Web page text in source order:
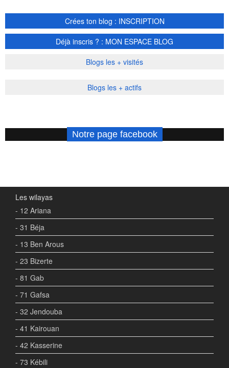
Crées ton blog : INSCRIPTION
Déjà inscris ? : MON ESPACE BLOG
Blogs les + visités
Blogs les + actifs
Notre page facebook
Les wilayas
- 12 Ariana
- 31 Béja
- 13 Ben Arous
- 23 Bizerte
- 81 Gab
- 71 Gafsa
- 32 Jendouba
- 41 Kairouan
- 42 Kasserine
- 73 Kébili